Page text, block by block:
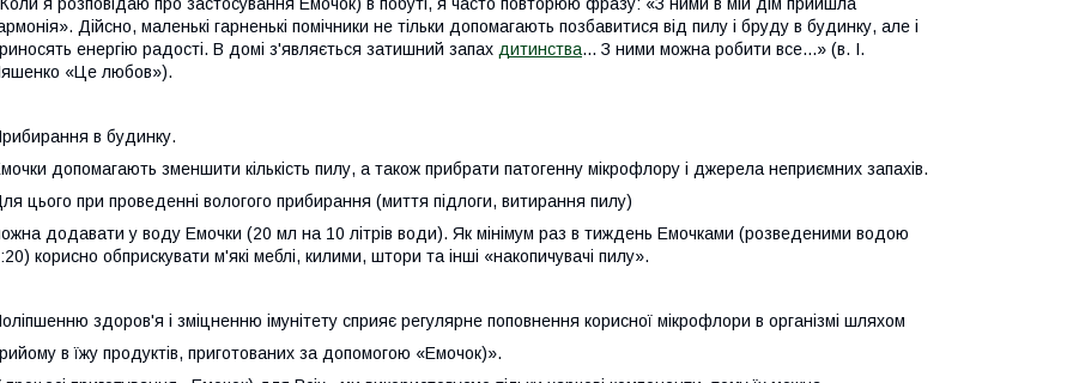
я розповідаю про застосування Емочок) в побуті, я часто повторюю фразу: «З ними в мій дім прийшла
Дійсно, маленькі гарненькі помічники не тільки допомагають позбавитися від пилу і бруду в будинку, але і
енергію радості. В домі з'являється затишний запах дитинства... З ними можна робити все...» (в. І.
«Це любов»).
в будинку.
допомагають зменшити кількість пилу, а також прибрати патогенну мікрофлору і джерела неприємних запахів.
цього при проведенні вологого прибирання (миття підлоги, витирання пилу)
додавати у воду Емочки (20 мл на 10 літрів води). Як мінімум раз в тиждень Емочками (розведеними водою
корисно обприскувати м'які меблі, килими, штори та інші «накопичувачі пилу».
здоров'я і зміцненню імунітету сприяє регулярне поповнення корисної мікрофлори в організмі шляхом
в їжу продуктів, приготованих за допомогою «Емочок)».